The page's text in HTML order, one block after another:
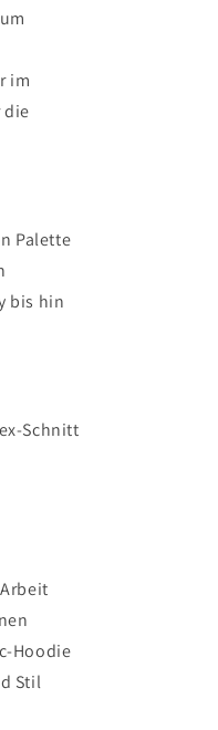
im
die
Palette
bis hin
Schnitt
Hoodie
Stil